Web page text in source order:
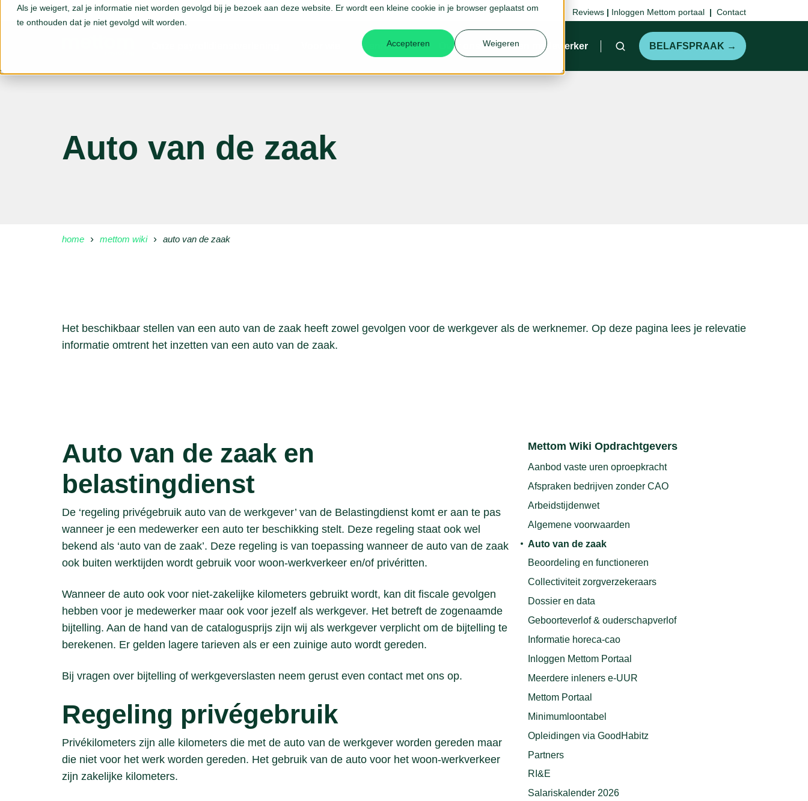
Als je weigert, zal je informatie niet worden gevolgd bij je bezoek aan deze website. Er wordt een kleine cookie in je browser geplaatst om
te onthouden dat je niet gevolgd wilt worden.
Accepteren Weigeren
Reviews | Inloggen Mettom portaal | Contact
Kennisbank Over ons Ik ben medewerker BELAFSPRAAK →
Auto van de zaak
home mettom wiki auto van de zaak
Het beschikbaar stellen van een auto van de zaak heeft zowel gevolgen voor de werkgever als de werknemer. Op deze pagina lees je relevatie
informatie omtrent het inzetten van een auto van de zaak.
Auto van de zaak en
belastingdienst
De ‘regeling privégebruik auto van de werkgever’ van de Belastingdienst komt er aan te pas
wanneer je een medewerker een auto ter beschikking stelt. Deze regeling staat ook wel
bekend als ‘auto van de zaak’. Deze regeling is van toepassing wanneer de auto van de zaak
ook buiten werktijden wordt gebruik voor woon-werkverkeer en/of privéritten.
Wanneer de auto ook voor niet-zakelijke kilometers gebruikt wordt, kan dit fiscale gevolgen
hebben voor je medewerker maar ook voor jezelf als werkgever. Het betreft de zogenaamde
bijtelling. Aan de hand van de catalogusprijs zijn wij als werkgever verplicht om de bijtelling te
berekenen. Er gelden lagere tarieven als er een zuinige auto wordt gereden.
Bij vragen over bijtelling of werkgeverslasten neem gerust even contact met ons op.
Regeling privégebruik
Privékilometers zijn alle kilometers die met de auto van de werkgever worden gereden maar
die niet voor het werk worden gereden. Het gebruik van de auto voor het woon-werkverkeer
zijn zakelijke kilometers.
Mettom Wiki Opdrachtgevers
Aanbod vaste uren oproepkracht
Afspraken bedrijven zonder CAO
Arbeidstijdenwet
Algemene voorwaarden
Auto van de zaak
Beoordeling en functioneren
Collectiviteit zorgverzekeraars
Dossier en data
Geboorteverlof & ouderschapverlof
Informatie horeca-cao
Inloggen Mettom Portaal
Meerdere inleners e-UUR
Mettom Portaal
Minimumloontabel
Opleidingen via GoodHabitz
Partners
RI&E
Salariskalender 2026